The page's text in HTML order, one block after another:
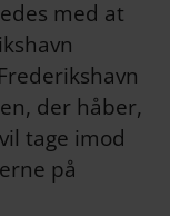
med at
der håber,
tage imod
på